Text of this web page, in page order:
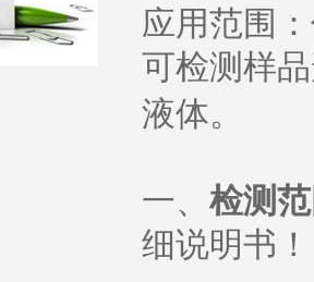
应用范围
可检测样
液体。
一、 检测
细说明书 ！